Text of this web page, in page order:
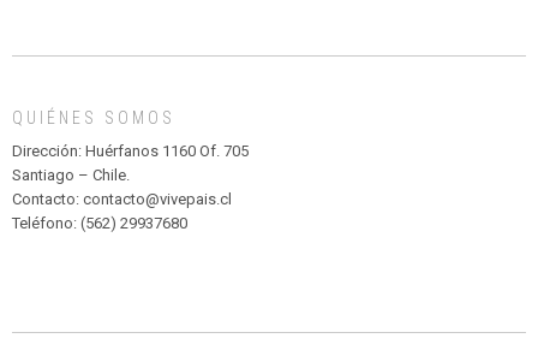
MADAGASCAR
PARQUE
HURATDO
QUIÉNES SOMOS
Dirección: Huérfanos 1160 Of. 705
Santiago – Chile.
Contacto: contacto@vivepais.cl
Teléfono: (562) 29937680